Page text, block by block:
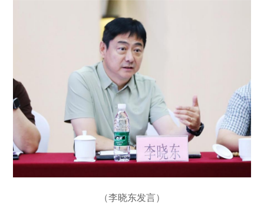
（李晓东发言）